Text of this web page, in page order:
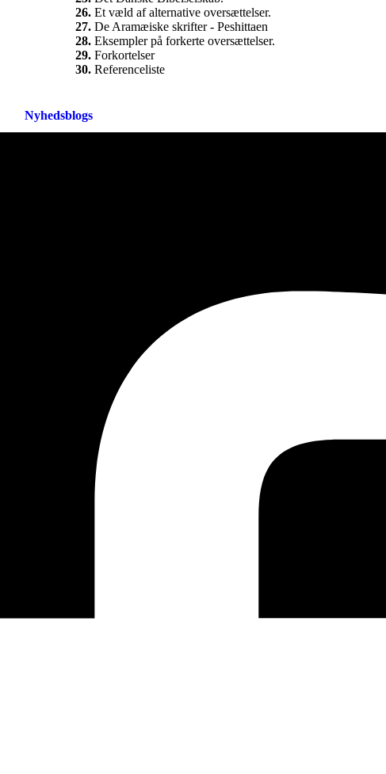
26. Et væld af alternative oversættelser.
27. De Aramæiske skrifter - Peshittaen
28. Eksempler på forkerte oversættelser.
29. Forkortelser
30. Referenceliste
Nyhedsblogs